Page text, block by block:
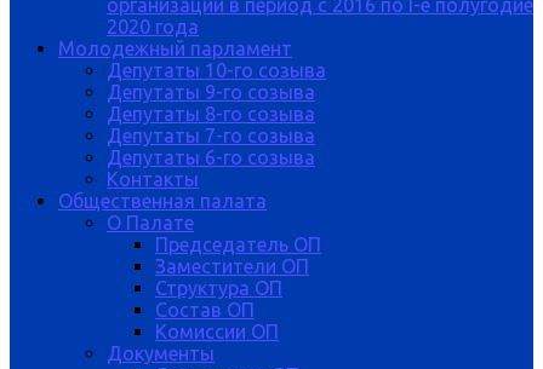
организаций в период с 2016 по I-е полугодие
2020 года
Молодежный парламент
Депутаты 10-го созыва
Депутаты 9-го созыва
Депутаты 8-го созыва
Депутаты 7-го созыва
Депутаты 6-го созыва
Контакты
Общественная палата
О Палате
Председатель ОП
Заместители ОП
Структура ОП
Состав ОП
Комиссии ОП
Документы